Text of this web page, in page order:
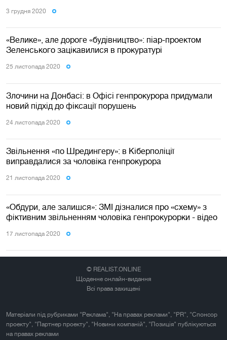
3 грудня 2020
«Велике», але дороге «будівництво»: піар-проектом
Зеленського зацікавилися в прокуратурі
25 листопада 2020
Злочини на Донбасі: в Офісі генпрокурора придумали
новий підхід до фіксації порушень
24 листопада 2020
Звільнення «по Шредингеру»: в Кіберполіції
виправдалися за чоловіка генпрокурора
21 листопада 2020
«Обдури, але залишся»: ЗМІ дізналися про «схему» з
фіктивним звільненням чоловіка генпрокурорки - відео
17 листопада 2020
© REALIST.ONLINE
Щоденне онлайн-видання
Всі права захищені
Матеріали під рубриками "Реклама", "На правах реклами", "PR", "Спонсор
проекту", "Партнер проекту", "Новини компаній", "Позиція" публікуються
на правах реклами